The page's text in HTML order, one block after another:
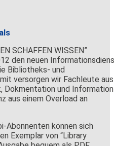
SCHAFFEN WISSEN”
den neuen
Bibliotheks- und
versorgen wir Fachleute aus
Dokmentation und Information
aus einem Overload an
Abonnenten können sich
Exemplar von “Library